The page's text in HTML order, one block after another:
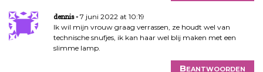
dennis
7 juni 2022 at 10:19
Ik wil mijn vrouw graag verrassen, ze houdt wel van
technische snufjes, ik kan haar wel blij maken met een
slimme lamp.
Beantwoorden